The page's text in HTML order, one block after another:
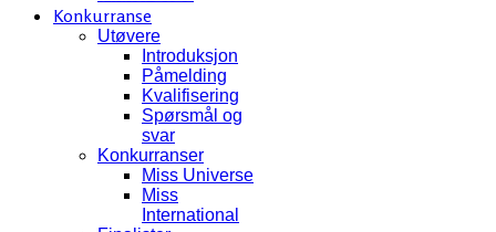
Konkurranse
Utøvere
Introduksjon
Påmelding
Kvalifisering
Spørsmål og
svar
Konkurranser
Miss Universe
Miss
International